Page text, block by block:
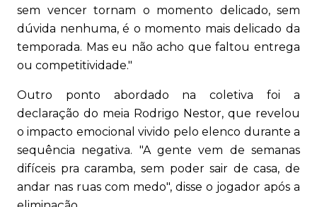
sem vencer tornam o momento delicado, sem
dúvida nenhuma, é o momento mais delicado da
temporada. Mas eu não acho que faltou entrega
ou competitividade."
Outro ponto abordado na coletiva foi a
declaração do meia Rodrigo Nestor, que revelou
o impacto emocional vivido pelo elenco durante a
sequência negativa. "A gente vem de semanas
difíceis pra caramba, sem poder sair de casa, de
andar nas ruas com medo", disse o jogador após a